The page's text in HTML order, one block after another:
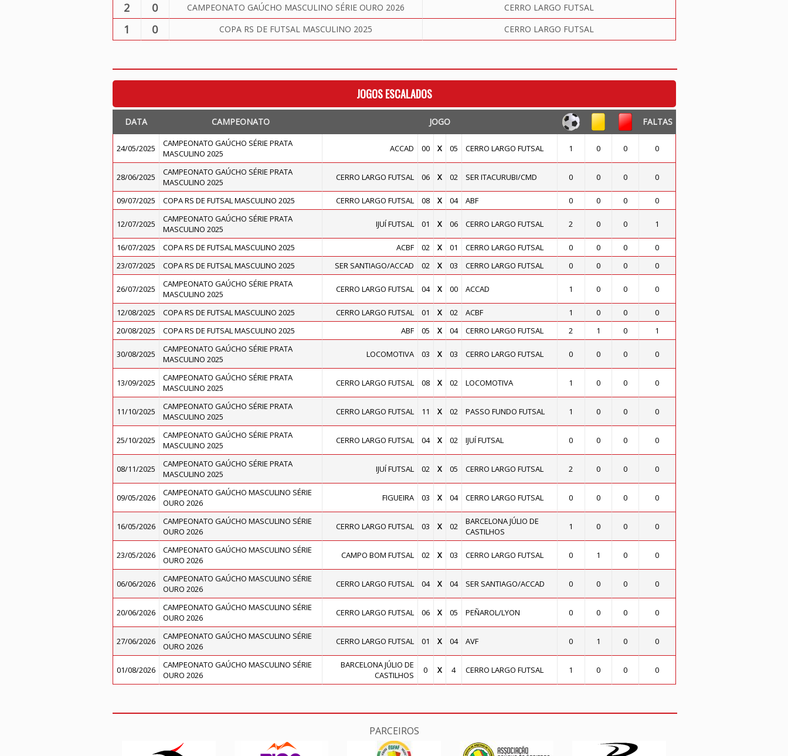
2 0 CAMPEONATO GAÚCHO MASCULINO SÉRIE OURO 2026 CERRO LARGO FUTSAL
1 0 COPA RS DE FUTSAL MASCULINO 2025 CERRO LARGO FUTSAL
JOGOS ESCALADOS
DATA CAMPEONATO JOGO FALTAS
24/05/2025
CAMPEONATO GAÚCHO SÉRIE PRATA
MASCULINO 2025
ACCAD 00 X 05 CERRO LARGO FUTSAL 1 0 0 0
28/06/2025
CAMPEONATO GAÚCHO SÉRIE PRATA
MASCULINO 2025
CERRO LARGO FUTSAL 06 X 02 SER ITACURUBI/CMD 0 0 0 0
09/07/2025 COPA RS DE FUTSAL MASCULINO 2025 CERRO LARGO FUTSAL 08 X 04 ABF 0 0 0 0
12/07/2025
CAMPEONATO GAÚCHO SÉRIE PRATA
MASCULINO 2025
IJUÍ FUTSAL 01 X 06 CERRO LARGO FUTSAL 2 0 0 1
16/07/2025 COPA RS DE FUTSAL MASCULINO 2025 ACBF 02 X 01 CERRO LARGO FUTSAL 0 0 0
0
23/07/2025
COPA RS DE FUTSAL MASCULINO 2025 SER SANTIAGO/ACCAD 02 X 03 CERRO LARGO FUTSAL 0 0 0 0
26/07/2025
CAMPEONATO GAÚCHO SÉRIE PRATA
MASCULINO 2025
CERRO LARGO FUTSAL 04 X 00 ACCAD 1 0 0 0
12/08/2025 COPA RS DE FUTSAL MASCULINO 2025 CERRO LARGO FUTSAL 01 X 02 ACBF 1 0 0
0
20/08/2025
COPA RS DE FUTSAL MASCULINO 2025 ABF 05 X 04 CERRO LARGO FUTSAL 2 1 0 1
30/08/2025
CAMPEONATO GAÚCHO SÉRIE PRATA
MASCULINO 2025
LOCOMOTIVA 03 X 03 CERRO LARGO FUTSAL 0 0 0 0
13/09/2025
CAMPEONATO GAÚCHO SÉRIE PRATA
MASCULINO 2025
CERRO LARGO FUTSAL 08 X 02 LOCOMOTIVA 1 0 0 0
11/10/2025
CAMPEONATO GAÚCHO SÉRIE PRATA
MASCULINO 2025
CERRO LARGO FUTSAL 11 X 02 PASSO FUNDO FUTSAL 1 0 0 0
25/10/2025
CAMPEONATO GAÚCHO SÉRIE PRATA
MASCULINO 2025
CERRO LARGO FUTSAL 04 X 02 IJUÍ FUTSAL 0 0 0 0
08/11/2025
CAMPEONATO GAÚCHO SÉRIE PRATA
MASCULINO 2025
IJUÍ FUTSAL 02 X 05 CERRO LARGO FUTSAL 2 0 0 0
09/05/2026
CAMPEONATO GAÚCHO MASCULINO SÉRIE
OURO 2026
FIGUEIRA 03 X 04 CERRO LARGO FUTSAL 0 0 0 0
16/05/2026
CAMPEONATO GAÚCHO MASCULINO SÉRIE
OURO 2026
CERRO LARGO FUTSAL 03 X 02
BARCELONA JÚLIO DE
CASTILHOS
1 0 0 0
23/05/2026
CAMPEONATO GAÚCHO MASCULINO SÉRIE
OURO 2026
CAMPO BOM FUTSAL 02 X 03 CERRO LARGO FUTSAL 0 1 0 0
06/06/2026
CAMPEONATO GAÚCHO MASCULINO SÉRIE
OURO 2026
CERRO LARGO FUTSAL 04 X 04 SER SANTIAGO/ACCAD 0 0 0 0
20/06/2026
CAMPEONATO GAÚCHO MASCULINO SÉRIE
OURO 2026
CERRO LARGO FUTSAL 06 X 05 PEÑAROL/LYON 0 0 0 0
27/06/2026
CAMPEONATO GAÚCHO MASCULINO SÉRIE
OURO 2026
CERRO LARGO FUTSAL 01 X 04 AVF 0 1 0 0
01/08/2026
CAMPEONATO GAÚCHO MASCULINO SÉRIE
OURO 2026
BARCELONA JÚLIO DE
CASTILHOS
0 X 4 CERRO LARGO FUTSAL 1 0 0 0
PARCEIROS